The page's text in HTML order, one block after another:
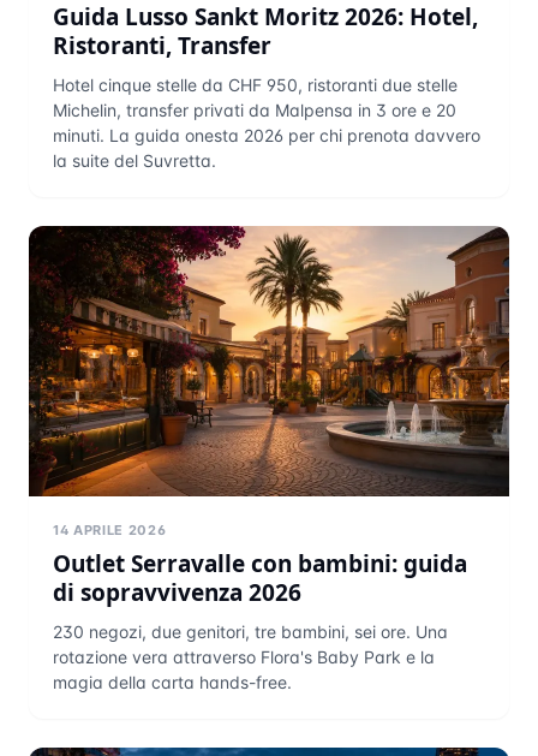
Guida Lusso Sankt Moritz 2026: Hotel,
Ristoranti, Transfer
Hotel cinque stelle da CHF 950, ristoranti due stelle
Michelin, transfer privati da Malpensa in 3 ore e 20
minuti. La guida onesta 2026 per chi prenota davvero
la suite del Suvretta.
14 APRILE 2026
Outlet Serravalle con bambini: guida
di sopravvivenza 2026
230 negozi, due genitori, tre bambini, sei ore. Una
rotazione vera attraverso Flora's Baby Park e la
magia della carta hands-free.